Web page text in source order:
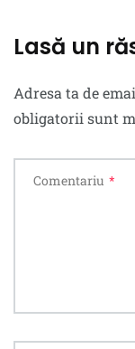
Lasă un
Adresa ta de
obligatorii sunt
Comentariu *